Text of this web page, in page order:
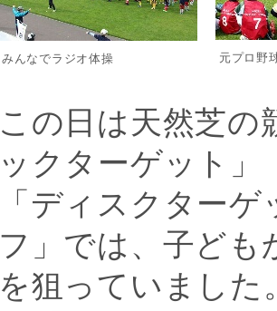
みんなでラジオ体操 元プロ野
この日は天然芝の
ックターゲット
「ディスクター
フ」では、子ども
を狙っていました